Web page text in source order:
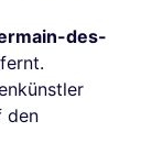
des-
den